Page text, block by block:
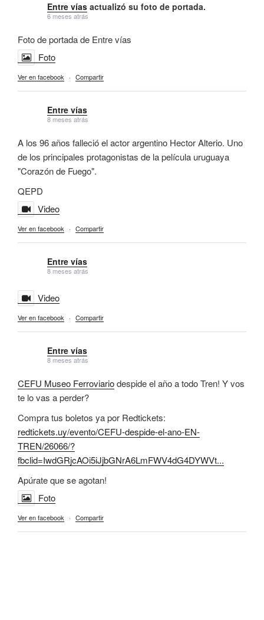
Entre vías actualizó su foto de portada.
6 meses atrás
Foto de portada de Entre vías
Foto
Ver en facebook · Compartir
Entre vías
8 meses atrás
A los 96 años falleció el actor argentino Hector Alterio. Uno
de los principales protagonistas de la película uruguaya
"Corazón de Fuego".
QEPD
Video
Ver en facebook · Compartir
Entre vías
8 meses atrás
Video
Ver en facebook · Compartir
Entre vías
8 meses atrás
CEFU Museo Ferroviariodespide el año a todo Tren! Y vos
te lo vas a perder?
Compra tus boletos ya por Redtickets:
redtickets.uy/evento/CEFU-despide-el-ano-EN-
TREN/26066/?
fbclid=IwdGRjcAOi5iJjbGNrA6LmFWV4dG4DYWVt...
Apúrate que se agotan!
Foto
Ver en facebook · Compartir